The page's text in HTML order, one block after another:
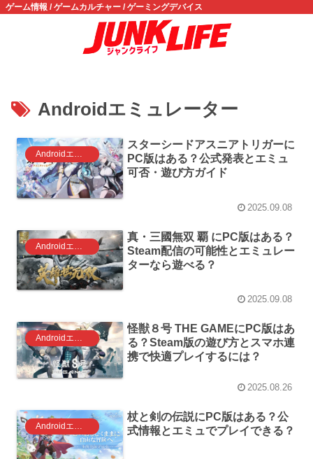
ゲーム情報 / ゲームカルチャー / ゲーミングデバイス
Androidエミュレーター
Androidエミュレータ ゲーム
スターシードアスニアトリガーに
PC版はある？公式発表とエミュ
可否・遊び方ガイド
2025.09.08
真・三國無双 覇 にPC版はある？
Steam配信の可能性とエミュレー
ターなら遊べる？
2025.09.08
Androidエミュレータ ゲーム
怪獣８号 THE GAMEにPC版はあ
る？Steam版の遊び方とスマホ連
携で快適プレイするには？
2025.08.26
杖と剣の伝説にPC版はある？公
式情報とエミュでプレイできる？